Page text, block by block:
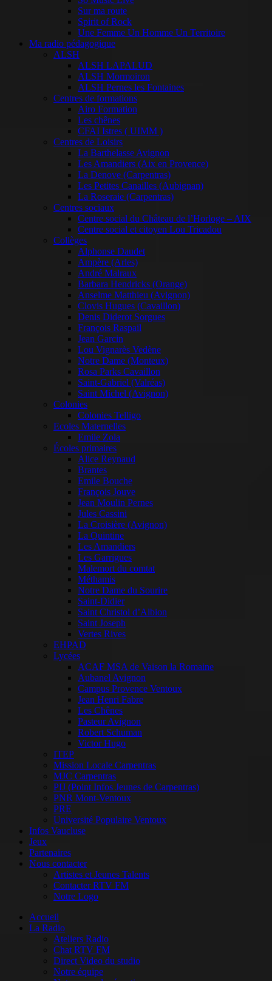
Sur ma route
Spirit of Rock
Une Femme Un Homme Un Territoire
Ma radio pédagogique
ALSH
ALSH LAPALUD
ALSH Mormoiron
ALSH Pernes les Fontaines
Centres de formations
Airo Formation
Les chênes
CFAI Istres ( UIMM )
Centres de Loisirs
La Barthelasse Avignon
Les Amandiers (Aix en Provence)
La Denove (Carpentras)
Les Petites Canailles (Aubignan)
La Roseraie (Carpentras)
Centres sociaux
Centre social du Château de l’Horloge – AIX
Centre social et citoyen Lou Tricadou
Collèges
Alphonse Daudet
Ampère (Arles)
André Malraux
Barbara Hendricks (Orange)
Anselme Matthieu (Avignon)
Clovis Hugues (Cavaillon)
Denis Diderot Sorgues
François Raspail
Jean Garcin
Lou Vignarès Vedène
Notre Dame (Monteux)
Rosa Parks Cavaillon
Saint-Gabriel (Valréas)
Saint Michel (Avignon)
Colonies
Colonies Telligo
Ecoles Maternelles
Emile Zola
Écoles primaires
Alice Reynaud
Brantes
Emile Bouche
François Jouve
Jean Moulin Pernes
Jules Cassini
La Croisière (Avignon)
La Quintine
Les Amandiers
Les Garrigues
Malemort du comtat
Méthamis
Notre Dame du Sourire
Saint-Didier
Saint Christol d’Albion
Saint Joseph
Vertes Rives
EHPAD
Lycées
ACAF MSA de Vaison la Romaine
Aubanel Avignon
Campus Provence Ventoux
Jean Henri Fabre
Les Chênes
Pasteur Avignon
Robert Schuman
Victor Hugo
ITEP
Mission Locale Carpentras
MJC Carpentras
PIJ (Point Infos Jeunes de Carpentras)
PNR Mont-Ventoux
PRE
Université Populaire Ventoux
Infos Vaucluse
Jeux
Partenaires
Nous contacter
Artistes et Jeunes Talents
Contacter RTV FM
Notre Logo
Accueil
La Radio
Ateliers Radio
Chat RTV FM
Direct Video du studio
Notre équipe